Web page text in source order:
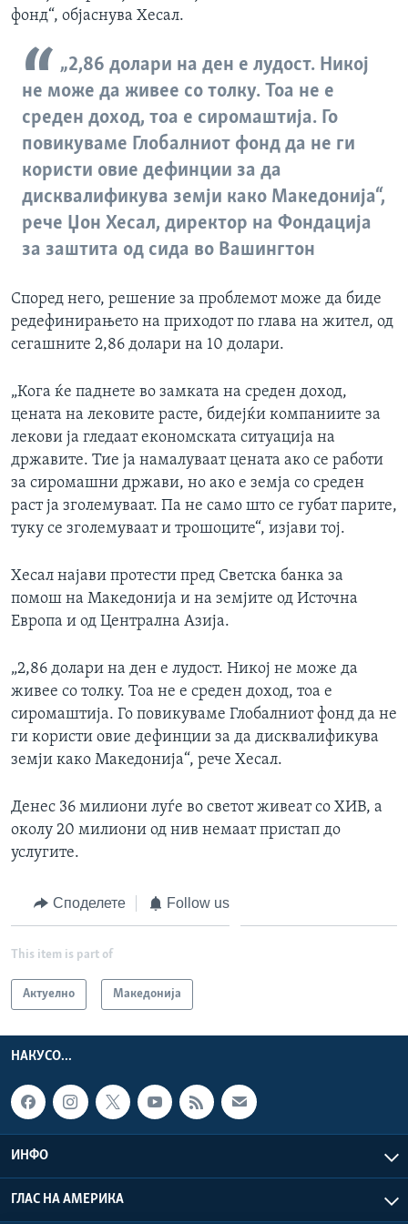
фонд“, објаснува Хесал.
„2,86 долари на ден е лудост. Никој
не може да живее со толку. Тоа не е
среден доход, тоа е сиромаштија. Го
повикуваме Глобалниот фонд да не ги
користи овие дефинции за да
дисквалификува земји како Македонија“,
рече Џон Хесал, директор на Фондација
за заштита од сида во Вашингтон
Според него, решение за проблемот може да биде
редефинирањето на приходот по глава на жител, од
сегашните 2,86 долари на 10 долари.
„Кога ќе паднете во замката на среден доход,
цената на лековите расте, бидејќи компаниите за
лекови ја гледаат економската ситуација на
државите. Тие ја намалуваат цената ако се работи
за сиромашни држави, но ако е земја со среден
раст ја зголемуваат. Па не само што се губат парите,
туку се зголемуваат и трошоците“, изјави тој.
Хесал најави протести пред Светска банка за
помош на Македонија и на земјите од Источна
Европа и од Централна Азија.
„2,86 долари на ден е лудост. Никој не може да
живее со толку. Тоа не е среден доход, тоа е
сиромаштија. Го повикуваме Глобалниот фонд да не
ги користи овие дефинции за да дисквалификува
земји како Македонија“, рече Хесал.
Денес 36 милиони луѓе во светот живеат со ХИВ, а
околу 20 милиони од нив немаат пристап до
услугите.
Споделете Follow us
This item is part of
Актуелно Македонија
НАКУСО...
ИНФО
ГЛАС НА АМЕРИКА